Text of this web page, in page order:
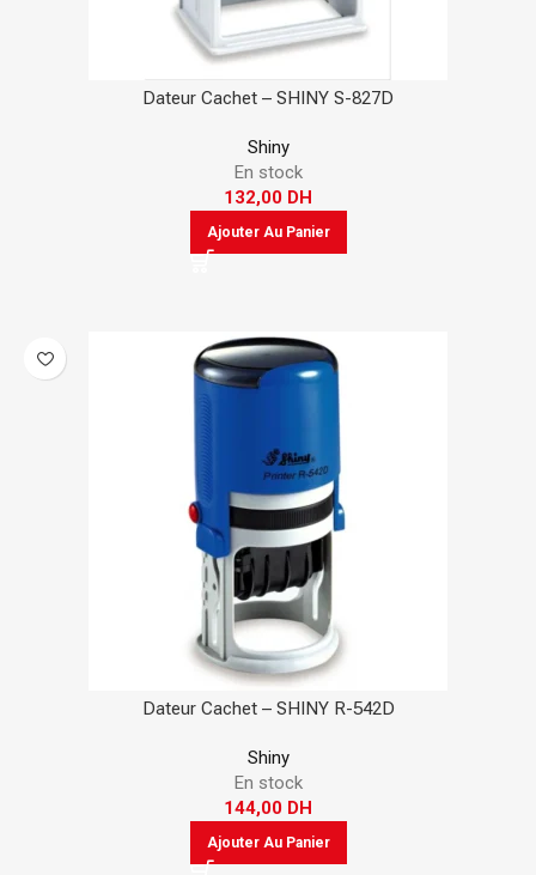
Dateur Cachet – SHINY S-827D
Shiny
En stock
132,00 DH
Ajouter Au Panier
Dateur Cachet – SHINY R-542D
Shiny
En stock
144,00 DH
Ajouter Au Panier